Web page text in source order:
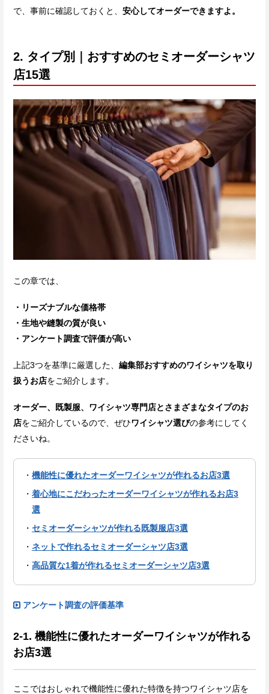
で、事前に確認しておくと、 安心してオーダーできますよ。
2. タイプ別｜おすすめのセミオーダーシャツ
店15選
この章では、
・リーズナブルな価格帯
・生地や縫製の質が良い
・アンケート調査で評価が高い
上記3つを基準に厳選した、 編集部おすすめのワイシャツを取り
扱うお店をご紹介します。
オーダー、既製服、ワイシャツ専門店とさまざまなタイプのお
店をご紹介しているので、ぜひワイシャツ選びの参考にしてく
ださいね。
機能性に優れたオーダーワイシャツが作れるお店3選
着心地にこだわったオーダーワイシャツが作れるお店3
選
セミオーダーシャツが作れる既製服店3選
ネットで作れるセミオーダーシャツ店3選
高品質な1着が作れるセミオーダーシャツ店3選
アンケート調査の評価基準
2-1. 機能性に優れたオーダーワイシャツが作れる
お店3選
ここではおしゃれで機能性に優れた特徴を持つワイシャツ店を